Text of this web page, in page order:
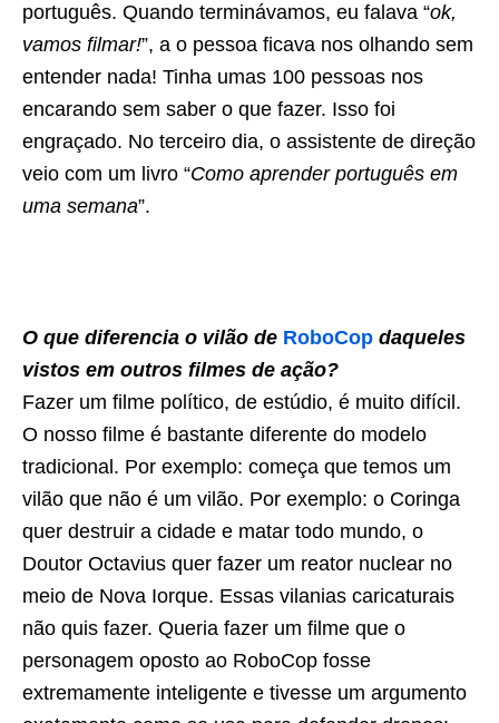
português. Quando terminávamos, eu falava “ok,
vamos filmar!”, a o pessoa ficava nos olhando sem
entender nada! Tinha umas 100 pessoas nos
encarando sem saber o que fazer. Isso foi
engraçado. No terceiro dia, o assistente de direção
veio com um livro “Como aprender português em
uma semana”.
O que diferencia o vilão de RoboCop daqueles
vistos em outros filmes de ação?
Fazer um filme político, de estúdio, é muito difícil.
O nosso filme é bastante diferente do modelo
tradicional. Por exemplo: começa que temos um
vilão que não é um vilão. Por exemplo: o Coringa
quer destruir a cidade e matar todo mundo, o
Doutor Octavius quer fazer um reator nuclear no
meio de Nova Iorque. Essas vilanias caricaturais
não quis fazer. Queria fazer um filme que o
personagem oposto ao RoboCop fosse
extremamente inteligente e tivesse um argumento